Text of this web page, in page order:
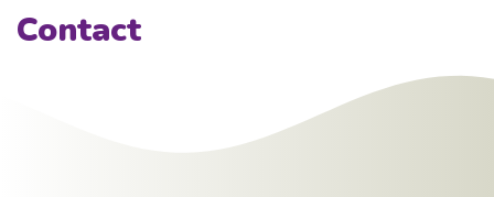
Contact